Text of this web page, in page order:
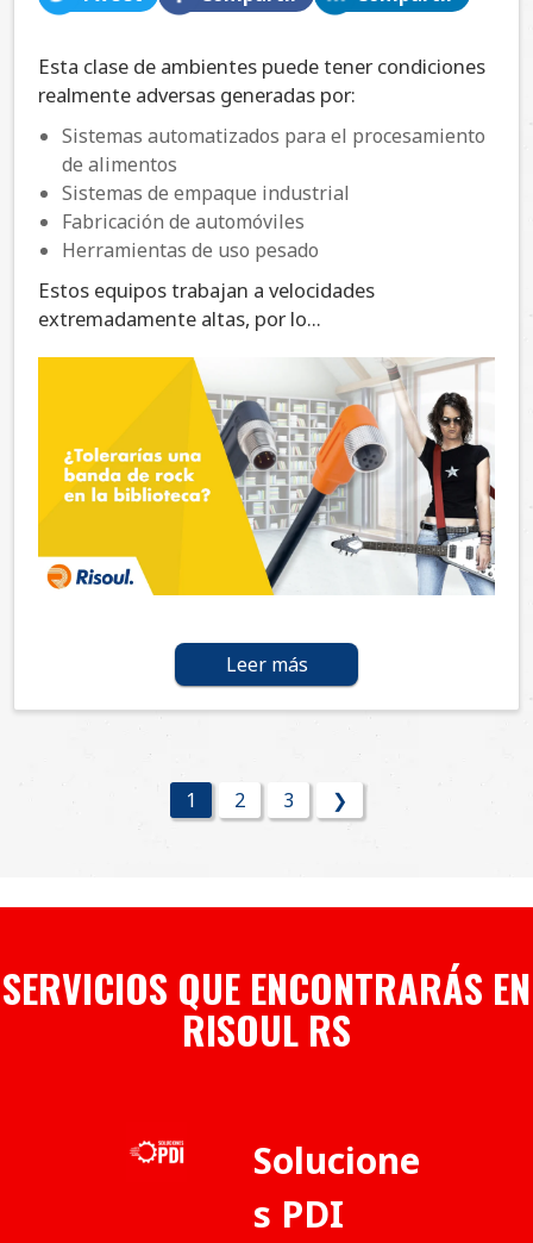
Esta clase de ambientes puede tener condiciones
realmente adversas generadas por:
Sistemas automatizados para el procesamiento
de alimentos
Sistemas de empaque industrial
Fabricación de automóviles
Herramientas de uso pesado
Estos equipos trabajan a velocidades
extremadamente altas, por lo...
Leer más
1 2 3 ❯
SERVICIOS QUE ENCONTRARÁS EN
RISOUL RS
Solucione
s PDI